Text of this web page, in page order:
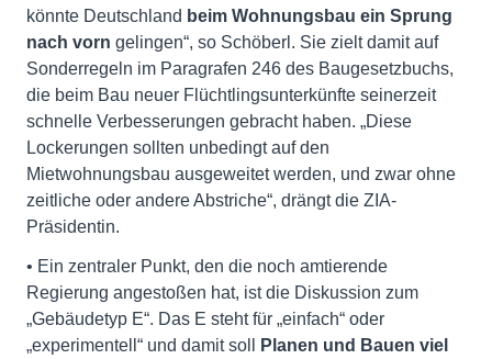
könnte Deutschland beim Wohnungsbau ein Sprung
nach vorn gelingen“, so Schöberl. Sie zielt damit auf
Sonderregeln im Paragrafen 246 des Baugesetzbuchs,
die beim Bau neuer Flüchtlingsunterkünfte seinerzeit
schnelle Verbesserungen gebracht haben. „Diese
Lockerungen sollten unbedingt auf den
Mietwohnungsbau ausgeweitet werden, und zwar ohne
zeitliche oder andere Abstriche“, drängt die ZIA-
Präsidentin.
• Ein zentraler Punkt, den die noch amtierende
Regierung angestoßen hat, ist die Diskussion zum
„Gebäudetyp E“. Das E steht für „einfach“ oder
„experimentell“ und damit soll
Planen und Bauen viel